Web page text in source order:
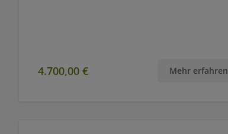
4.700,00 € Mehr erfahren